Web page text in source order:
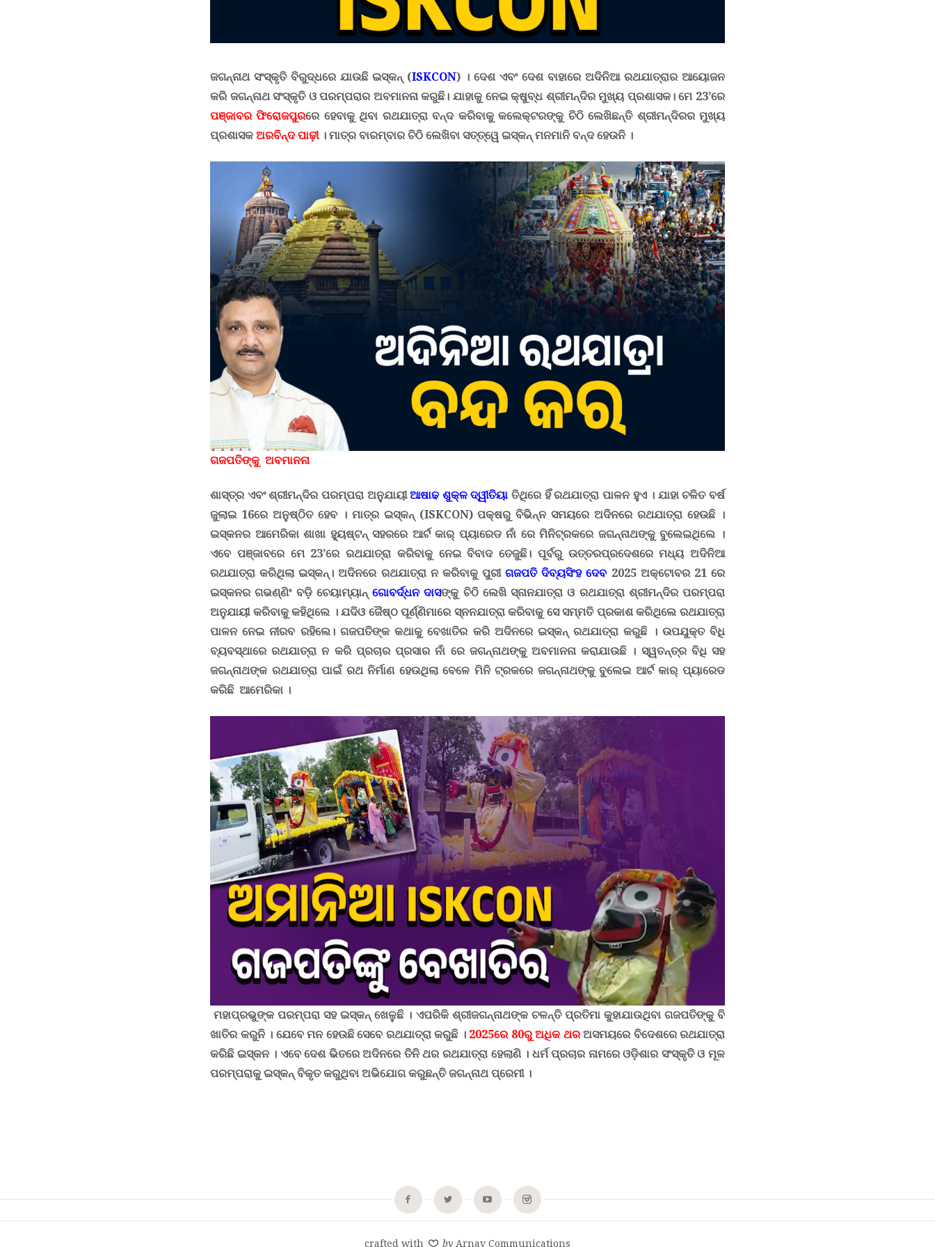
ଜଗନ୍ନାଥ ସଂସ୍କୃତି ବିରୁଦ୍ଧରେ ଯାଉଛି ଇସ୍କନ୍ (ISKCON) । ଦେଶ ଏବଂ ଦେଶ ବାହାରେ ଅଦିନିଆ ରଥଯାତ୍ରାର ଆୟୋଜନ
କରି ଜଗନ୍ନାଥ ସଂସ୍କୃତି ଓ ପରମ୍ପରାର ଅବମାନନା କରୁଛି। ଯାହାକୁ ନେଇ କ୍ଷୁବ୍ଧ ଶ୍ରୀମନ୍ଦିର ମୁଖ୍ୟ ପ୍ରଶାସକ। ମେ 23’ରେ
ପଞ୍ଜାବର ଫିରୋଜପୁରରେ ହେବାକୁ ଥିବା ରଥଯାତ୍ରା ବନ୍ଦ କରିବାକୁ କଲେକ୍ଟରଙ୍କୁ ଚିଠି ଲେଖିଛନ୍ତି ଶ୍ରୀମନ୍ଦିରର ମୁଖ୍ୟ
ପ୍ରଶାସକ ଅରବିନ୍ଦ ପାଢ଼ୀ। ମାତ୍ର ବାରମ୍ବାର ଚିଠି ଲେଖିବା ସତ୍ତ୍ୱେ ଇସ୍କନ୍ ମନମାନି ବନ୍ଦ ହେଉନି ।
ଗଜପତିଙ୍କୁ ଅବମାନନା
ଶାସ୍ତ୍ର ଏବଂ ଶ୍ରୀମନ୍ଦିର ପରମ୍ପରା ଅନୁଯାୟୀଆଷାଢ ଶୁକ୍ଳ ଦ୍ୱୀତିୟା ତିଥିରେ ହିଁ ରଥଯାତ୍ରା ପାଳନ ହୁଏ । ଯାହା ଚଳିତ ବର୍ଷ
ଜୁଲାଇ 16ରେ ଅନୁଷ୍ଠିତ ହେବ । ମାତ୍ର ଇସ୍କନ୍ (ISKCON)ପକ୍ଷରୁ ବିଭିନ୍ନ ସମୟରେ ଅଦିନରେ ରଥଯାତ୍ରା ହେଉଛି ।
ଇସ୍କନର ଆମେରିକା ଶାଖା ହ୍ୟୁଷ୍ଟନ୍ ସହରରେ ଆର୍ଟ କାର୍ ପ୍ୟାରେଡ ନାଁ ରେ ମିନିଟ୍ରକରେ ଜଗନ୍ନାଥଙ୍କୁ ବୁଲେଇଥିଲେ ।
ଏବେ ପଞ୍ଜାବରେ ମେ 23’ରେ ରଥଯାତ୍ରା କରିବାକୁ ନେଇ ବିବାଦ ତେଜୁଛି। ପୂର୍ବରୁ ଉତ୍ତରପ୍ରଦେଶରେ ମଧ୍ୟ ଅଦିନିଆ
ରଥଯାତ୍ରା କରିଥିଲା ଇସ୍କନ୍। ଅଦିନରେ ରଥଯାତ୍ରା ନ କରିବାକୁ ପୁରୀଗଜପତି ଦିବ୍ୟସିଂହ ଦେବ 2025 ଅକ୍ଟୋବର 21 ରେ
ଇସ୍କନର ଗଭଣ୍ଣିଂ ବଡ଼ି ଚେୟାମ୍ୟାନ୍ ଗୋବର୍ଦ୍ଧନ ଦାସଙ୍କୁ ଚିଠି ଲେଖି ସ୍ନାନଯାତ୍ରା ଓ ରଥଯାତ୍ରା ଶ୍ରୀମନ୍ଦିର ପରମ୍ପରା
ଅନୁଯାୟୀ କରିବାକୁ କହିଥିଲେ । ଯଦିଓ ଜୈଷ୍ଠ ପୂର୍ଣ୍ଣିମାରେ ସ୍ନନଯାତ୍ରା କରିବାକୁ ସେ ସମ୍ମତି ପ୍ରକାଶ କରିଥିଲେ ରଥଯାତ୍ରା
ପାଳନ ନେଇ ନୀରବ ରହିଲେ। ଗଜପତିଙ୍କ କଥାକୁ ବେଖାତିର କରି ଅଦିନରେ ଇସ୍କନ୍ ରଥଯାତ୍ରା କରୁଛି । ଉପଯୁକ୍ତ ବିଧି
ବ୍ୟବସ୍ଥାରେ ରଥଯାତ୍ରା ନ କରି ପ୍ରଚାର ପ୍ରସାର ନାଁ ରେ ଜଗନ୍ନାଥଙ୍କୁ ଅବମାନନା କରାଯାଉଛି । ସ୍ୱତନ୍ତ୍ର ବିଧି ସହ
ଜଗନ୍ନାଥଙ୍କ ରଥଯାତ୍ରା ପାଇଁ ରଥ ନିର୍ମାଣ ହେଉଥିଲା ବେଳେ ମିନି ଟ୍ରକରେ ଜଗନ୍ନାଥଙ୍କୁ ବୁଲେଇ ଆର୍ଟ କାର୍ ପ୍ୟାରେଡ
କରିଛି ଆମେରିକା ।
ମହାପ୍ରଭୁଙ୍କ ପରମ୍ପରା ସହ ଇସ୍କନ୍ ଖେଳୁଛି । ଏପରିକି ଶ୍ରୀଜଗନ୍ନାଥଙ୍କ ଚଳନ୍ତି ପ୍ରତିମା କୁହାଯାଉଥିବା ଗଜପତିଙ୍କୁ ବି
ଖାତିର କରୁନି । ଯେବେ ମନ ହେଉଛି ସେବେ ରଥଯାତ୍ରା କରୁଛି । 2025ରେ 80ରୁ ଅଧିକ ଥରଅସମୟରେ ବିଦେଶରେ ରଥଯାତ୍ରା
କରିଛି ଇସ୍କନ । ଏବେ ଦେଶ ଭିତରେ ଅଦିନରେ ତିନି ଥର ରଥଯାତ୍ରା ହେଲାଣି । ଧର୍ମ ପ୍ରଚାର ନାମରେ ଓଡ଼ିଶାର ସଂସ୍କୃତି ଓ ମୂଳ
ପରମ୍ପରାକୁ ଇସ୍କନ୍ ବିକୃତ କରୁଥିବା ଅଭିଯୋଗ କରୁଛନ୍ତି ଜଗନ୍ନାଥ ପ୍ରେମୀ ।
crafted with by Arnav Communications